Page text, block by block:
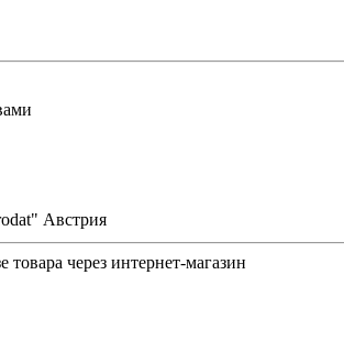
Австрия
через интернет-магазин